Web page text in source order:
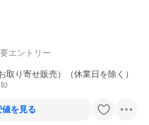
要エントリー
取り寄せ販売）（休業日を除く）
値を見る